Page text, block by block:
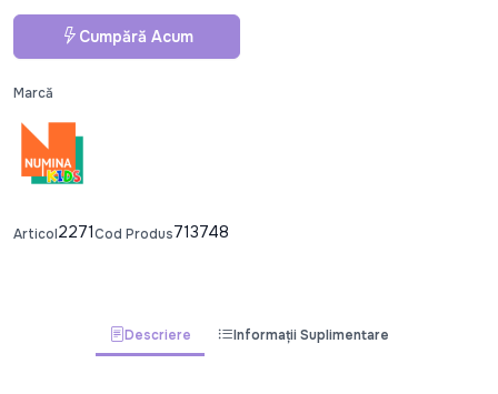
Cumpără Acum
Marcă
Articol2271Cod Produs713748
Descriere Informații Suplimentare